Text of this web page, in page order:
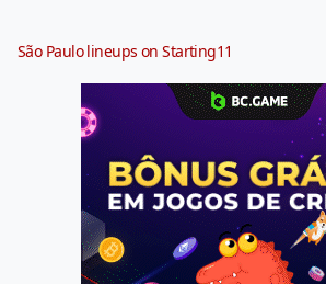
São Paulo lineups on Starting11